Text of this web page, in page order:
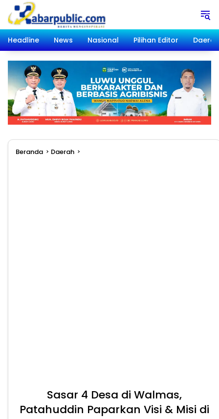
Langsung
konten
Headline
News Nasional Pilihan Editor Daerah
Beranda Daerah
Sasar 4 Desa di Walmas,
Patahuddin Paparkan Visi & Misi di